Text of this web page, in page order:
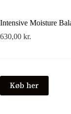
Intensive Moisture
630,00 kr.
Køb her